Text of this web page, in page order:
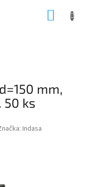
mm,
50 ks
Indasa